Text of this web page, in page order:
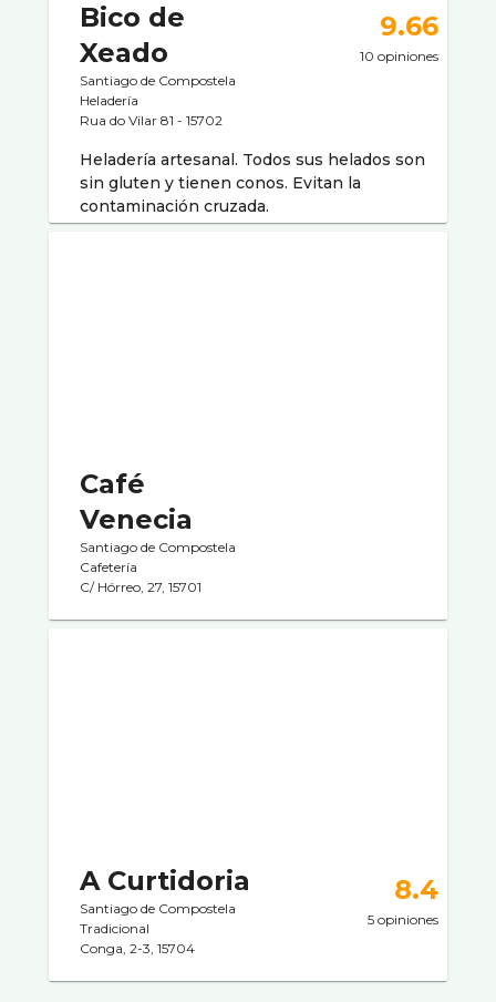
Bico de
Xeado
Santiago de Compostela
Heladerí­a
Rua do Vilar 81 - 15702
9.66
10 opiniones
Heladería artesanal. Todos sus helados son
sin gluten y tienen conos. Evitan la
contaminación cruzada.
Café
Venecia
Santiago de Compostela
Cafeterí­a
C/ Hórreo, 27, 15701
A Curtidoria
Santiago de Compostela
Tradicional
Conga, 2-3, 15704
8.4
5 opiniones